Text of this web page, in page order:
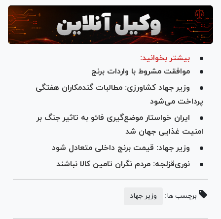
بیشتر بخوانید:
موافقت مشروط با واردات برنج
وزیر جهاد کشاورزی: مطالبات گندمکاران هفتگی
پرداخت می‌شود
ایران خواستار موضع‌گیری فائو به تاثیر جنگ بر
امنیت غذایی جهان شد
وزیر جهاد: قیمت برنج داخلی متعادل شود
نوری‌قزلجه: مردم نگران تامین کالا نباشند
برچسب ها: وزیر جهاد